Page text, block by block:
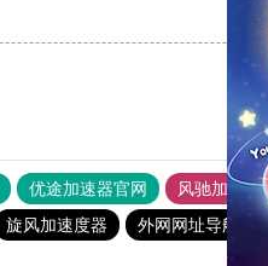
优途加速器官网 风驰加速器
旋风加速度器 外网网址导航